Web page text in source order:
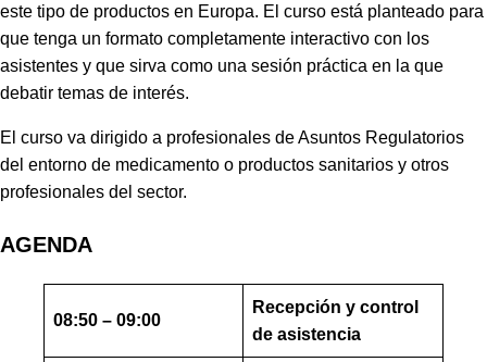
este tipo de productos en Europa. El curso está planteado para
que tenga un formato completamente interactivo con los
asistentes y que sirva como una sesión práctica en la que
debatir temas de interés.
El curso va dirigido a profesionales de Asuntos Regulatorios
del entorno de medicamento o productos sanitarios y otros
profesionales del sector.
AGENDA
08:50 – 09:00
Recepción y control
de asistencia